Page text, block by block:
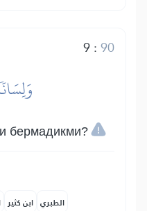
9:90
бермадикми?
ابن كثير الطبري